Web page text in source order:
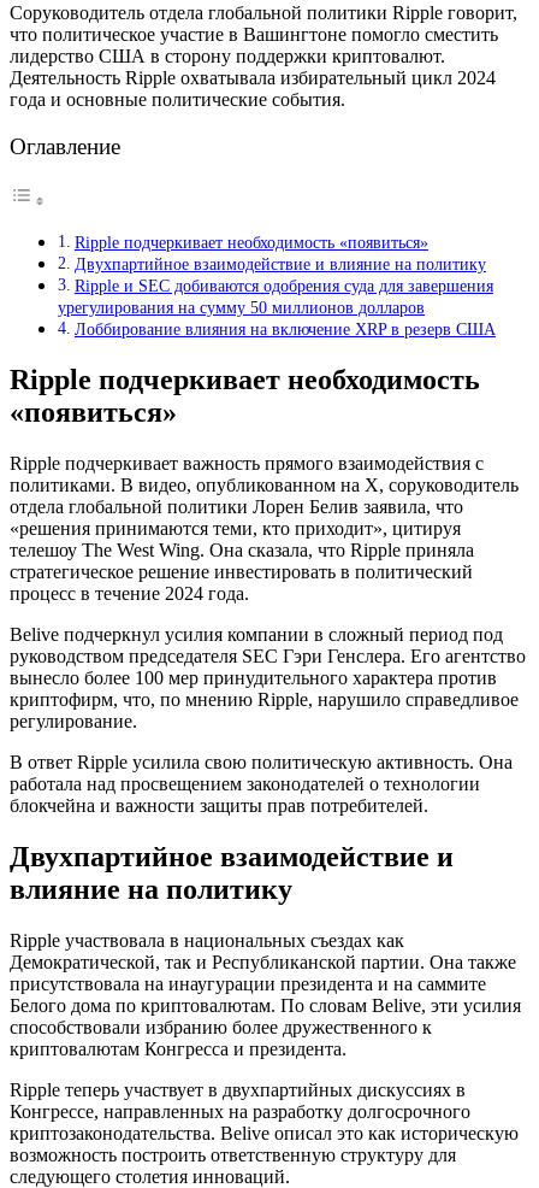
Соруководитель отдела глобальной политики Ripple говорит,
что политическое участие в Вашингтоне помогло сместить
лидерство США в сторону поддержки криптовалют.
Деятельность Ripple охватывала избирательный цикл 2024
года и основные политические события.
Оглавление
Ripple подчеркивает необходимость «появиться»
Двухпартийное взаимодействие и влияние на политику
Ripple и SEC добиваются одобрения суда для завершения
урегулирования на сумму 50 миллионов долларов
Лоббирование влияния на включение XRP в резерв США
Ripple подчеркивает необходимость
«появиться»
Ripple подчеркивает важность прямого взаимодействия с
политиками. В видео, опубликованном на X, соруководитель
отдела глобальной политики Лорен Белив заявила, что
«решения принимаются теми, кто приходит», цитируя
телешоу The West Wing. Она сказала, что Ripple приняла
стратегическое решение инвестировать в политический
процесс в течение 2024 года.
Belive подчеркнул усилия компании в сложный период под
руководством председателя SEC Гэри Генслера. Его агентство
вынесло более 100 мер принудительного характера против
криптофирм, что, по мнению Ripple, нарушило справедливое
регулирование.
В ответ Ripple усилила свою политическую активность. Она
работала над просвещением законодателей о технологии
блокчейна и важности защиты прав потребителей.
Двухпартийное взаимодействие и
влияние на политику
Ripple участвовала в национальных съездах как
Демократической, так и Республиканской партии. Она также
присутствовала на инаугурации президента и на саммите
Белого дома по криптовалютам. По словам Belive, эти усилия
способствовали избранию более дружественного к
криптовалютам Конгресса и президента.
Ripple теперь участвует в двухпартийных дискуссиях в
Конгрессе, направленных на разработку долгосрочного
криптозаконодательства. Belive описал это как историческую
возможность построить ответственную структуру для
следующего столетия инноваций.